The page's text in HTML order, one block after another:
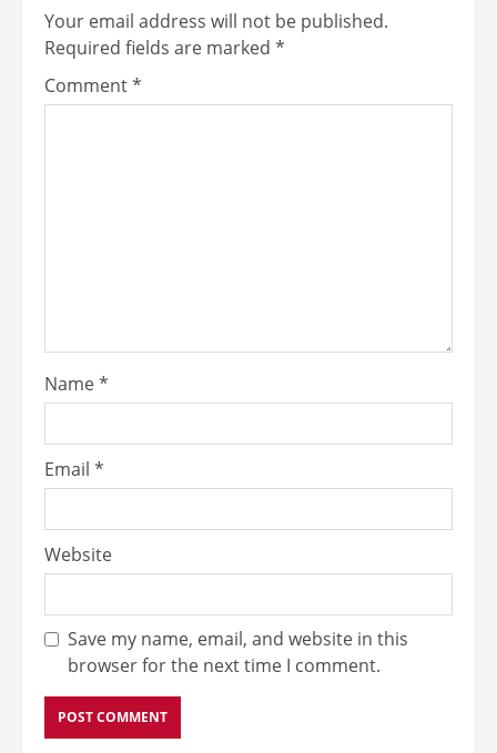
Your email address will not be published.
Required fields are marked *
Comment*
Name*
Email *
Website
Save my name, email, and website in this
browser for the next time I comment.